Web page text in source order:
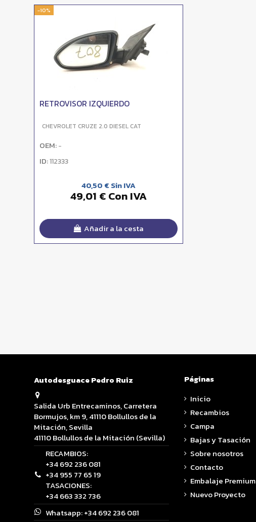
-10%
RETROVISOR IZQUIERDO
CHEVROLET CRUZE 2.0 DIESEL CAT
OEM: -
ID:112333
40,50 € Sin IVA
49,01 € Con IVA
Añadir a la cesta
Autodesguace Pedro Ruiz
Salida Urb Entrecaminos, Carretera
Bormujos, km 9, 41110 Bollullos de la
Mitación, Sevilla
41110 Bollullos de la Mitación (Sevilla)
RECAMBIOS:
+34 692 236 081
+34 955 77 65 19
TASACIONES:
+34 663 332 736
Whatsapp:+34 692 236 081
Páginas
Inicio
Recambios
Campa
Bajas y Tasación
Sobre nosotros
Contacto
Embalaje Premium
Nuevo Proyecto